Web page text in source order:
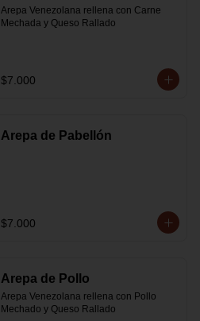
Arepa Venezolana rellena con Carne
Mechada y Queso Rallado
$7.000
Arepa de Pabellón
$7.000
Arepa de Pollo
Arepa Venezolana rellena con Pollo
Mechado y Queso Rallado